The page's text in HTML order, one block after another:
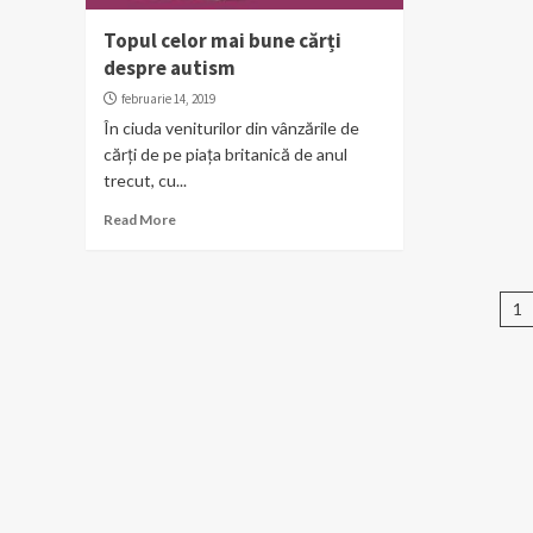
Topul celor mai bune cărți
despre autism
februarie 14, 2019
În ciuda veniturilor din vânzările de
cărți de pe piața britanică de anul
trecut, cu...
Read More
1